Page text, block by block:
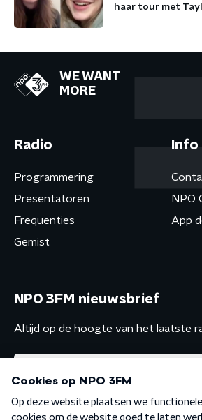
haar tour met
WE WANT
MORE
Radio
Programmering
Presentatoren
Frequenties
Gemist
Info
NPO
App
NPO 3FM nieuwsbrief
Altijd op de hoogte van het laatste